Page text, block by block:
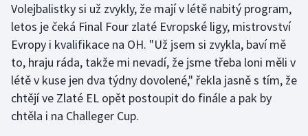
Lezení
Lyže a snowboard
Moderní pětiboj
Motorsport
Volejbalistky si už zvykly, že mají v létě nabitý program,
letos je čeká Final Four zlaté Evropské ligy, mistrovství
Evropy i kvalifikace na OH. "Už jsem si zvykla, baví mě
to, hraju ráda, takže mi nevadí, že jsme třeba loni měli v
létě v kuse jen dva týdny dovolené," řekla jasně s tím, že
chtějí ve Zlaté EL opět postoupit do finále a pak by
chtěla i na Challeger Cup.